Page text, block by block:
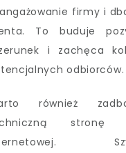
firmy i
To buduje
i zachęca
odbiorców.
również
stronę